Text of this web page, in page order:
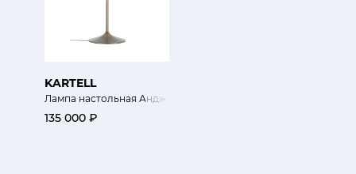
KARTELL
Лампа настольная Анджело Стоун
135 000 ₽